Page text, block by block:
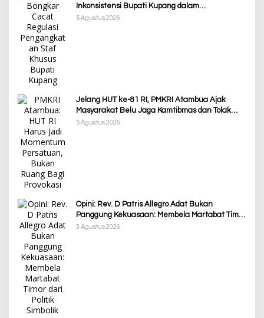
Inkonsistensi Bupati Kupang dalam
Menjalankan Regulasi
5 Agustus 2026
Jelang HUT ke-81 RI, PMKRI Atambua Ajak
Masyarakat Belu Jaga Kamtibmas dan Tolak
Provokasi
5 Agustus 2026
Opini: Rev. D Patris Allegro Adat Bukan
Panggung Kekuasaan: Membela Martabat Timor
dari Politik Simbolik
3 Agustus 2026